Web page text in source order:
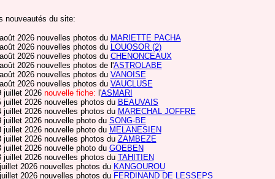
nouveautés du site:
2026 nouvelles photos du MARIETTE PACHA
2026 nouvelles photos du LOUQSOR (2)
2026 nouvelles photos du CHENONCEAUX
2026 nouvelles photos de l'ASTROLABE
2026 nouvelles photos du VANOISE
2026 nouvelles photos du VAUCLUSE
juillet 2026 nouvelle fiche: l'ASMARI
juillet 2026 nouvelles photos du BEAUVAIS
juillet 2026 nouvelles photos du MARECHAL JOFFRE
juillet 2026 nouvelle photo du SONG-BE
juillet 2026 nouvelle photo du MELANESIEN
juillet 2026 nouvelles photos du ZAMBEZE
juillet 2026 nouvelle photo du GOEBEN
juillet 2026 nouvelles photos du TAHITIEN
2026 nouvelles photos du KANGOUROU
2026 nouvelles photos du FERDINAND DE LESSEPS